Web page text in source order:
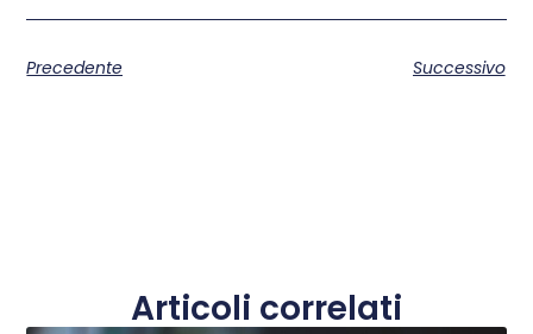
Precedente Successivo
Articoli correlati